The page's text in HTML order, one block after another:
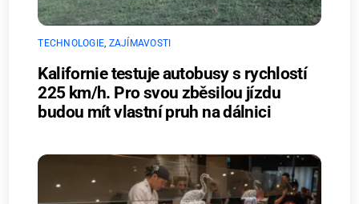
TECHNOLOGIE, ZAJÍMAVOSTI
Kalifornie testuje autobusy s rychlostí
225 km/h. Pro svou zběsilou jízdu
budou mít vlastní pruh na dálnici